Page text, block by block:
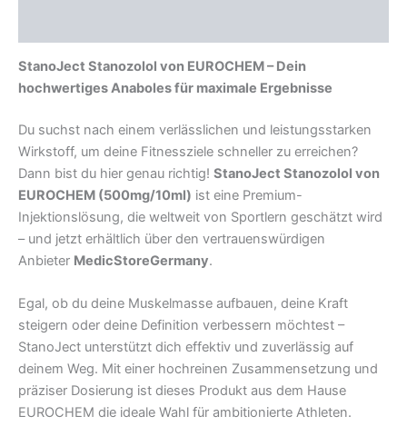
StanoJect Stanozolol von EUROCHEM – Dein
hochwertiges Anaboles für maximale Ergebnisse
Du suchst nach einem verlässlichen und leistungsstarken
Wirkstoff, um deine Fitnessziele schneller zu erreichen?
Dann bist du hier genau richtig! StanoJect Stanozolol von
EUROCHEM (500mg/10ml) ist eine Premium-
Injektionslösung, die weltweit von Sportlern geschätzt wird
– und jetzt erhältlich über den vertrauenswürdigen
Anbieter MedicStoreGermany.
Egal, ob du deine Muskelmasse aufbauen, deine Kraft
steigern oder deine Definition verbessern möchtest –
StanoJect unterstützt dich effektiv und zuverlässig auf
deinem Weg. Mit einer hochreinen Zusammensetzung und
präziser Dosierung ist dieses Produkt aus dem Hause
EUROCHEM die ideale Wahl für ambitionierte Athleten.